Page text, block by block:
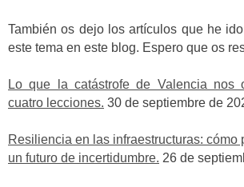
También os dejo los artículos que he
este tema en este blog. Espero que os
Lo que la catástrofe de Valencia nos
cuatro lecciones. 30 de septiembre de
Resiliencia en las infraestructuras: cómo
un futuro de incertidumbre. 26 de